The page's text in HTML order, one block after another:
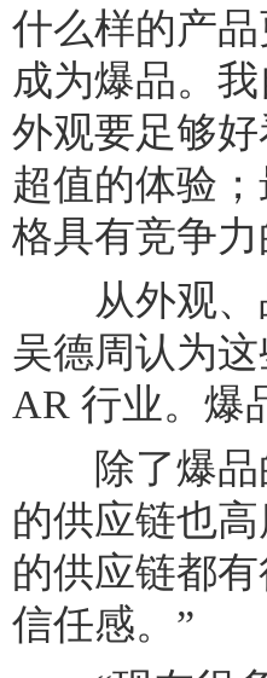
什么样的产
成为爆品。
外观要足够
超值的体验
格具有竞争
从外观、
吴德周认为
AR 行业。爆
除了爆品
的供应链也
的供应链都
信任感。”